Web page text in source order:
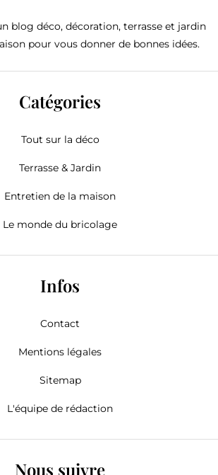
blog déco, décoration, terrasse et jardin
pour vous donner de bonnes idées.
Catégories
Tout sur la déco
Terrasse & Jardin
Entretien de la maison
Le monde du bricolage
Infos
Contact
Mentions légales
Sitemap
L'équipe de rédaction
Nous suivre